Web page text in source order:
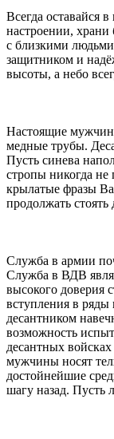
Всегда оставайся
настроении, храни
с близкими
защитником и
высоты, а небо
Настоящие
медные трубы.
Пусть синева
стропы никогда не
крылатые фразы
продолжать стоять
Служба в армии
Служба в ВДВ
высокого доверия
вступления в
десантником
возможность
десантных
мужчины носят
достойнейшие
шагу назад. Пусть